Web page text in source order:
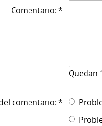
Comentario: *
Quedan
comentario: *